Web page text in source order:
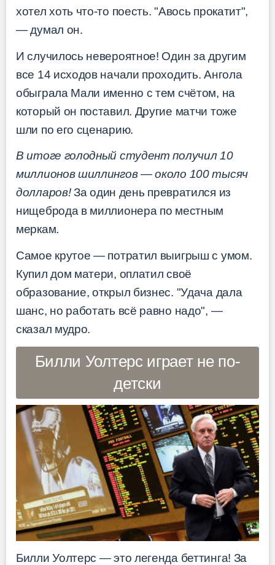
хотел хоть что-то поесть. "Авось прокатит",
— думал он.
И случилось невероятное! Один за другим
все 14 исходов начали проходить. Ангола
обыграла Мали именно с тем счётом, на
который он поставил. Другие матчи тоже
шли по его сценарию.
В итоге голодный студент получил 10
миллионов шиллингов — около 100 тысяч
долларов!За один день превратился из
нищеброда в миллионера по местным
меркам.
Самое крутое — потратил выигрыш с умом.
Купил дом матери, оплатил своё
образование, открыл бизнес. "Удача дала
шанс, но работать всё равно надо", —
сказал мудро.
Билли Уолтерс играет не по-
детски
Билли Уолтерс — это легенда беттинга! За